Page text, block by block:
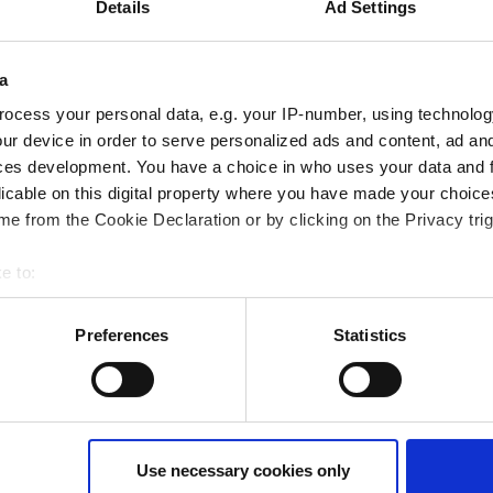
Details Ad Settings
your personal data, e.g. your IP-number, using
device in order to serve personalized ads and content, ad
development. You have a choice in who uses your data and
on this digital property where you have made your
from the Cookie Declaration or by clicking on the Privacy
to:
your geographical location which can be accurate to within
actively scanning it for specific characteristics (fingerprinting)
personal data is processed and set your preferences in the
Disclaimer of liability
Preferences Statistics
Use necessary cookies only
Referenzen
wie sie Tebis eingeführt haben, für welche
Sie, wie Tebis Consulting bei den Kunden vor